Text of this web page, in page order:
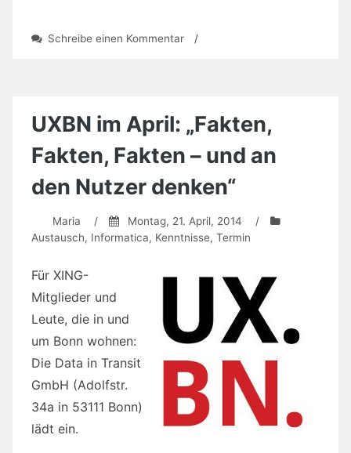
Schreibe einen Kommentarzu
Kraftstoff
agile
Ideen
/
UXBN im April: „Fakten,
Fakten, Fakten – und an
den Nutzer denken“
Maria / Montag, 21. April, 2014
/
Austausch, Informatica, Kenntnisse, Termin
Für XING-
Mitglieder und
Leute, die in und
um Bonn wohnen:
Die Data in Transit
GmbH (Adolfstr.
34a in 53111 Bonn)
lädt ein.